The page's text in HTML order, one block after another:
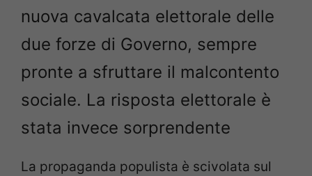
nuova cavalcata elettorale delle
due forze di Governo, sempre
pronte a sfruttare il malcontento
sociale. La risposta elettorale è
stata invece sorprendente
La propaganda populista è scivolata sul